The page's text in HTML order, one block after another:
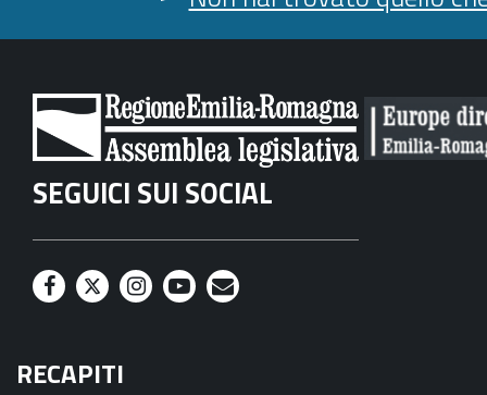
SEGUICI SUI SOCIAL
F
c
T
i
I
Y
M
RECAPITI